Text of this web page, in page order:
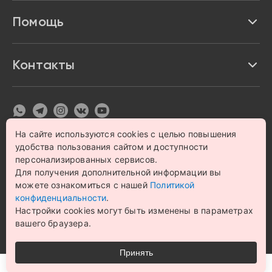
Акции и скидки
Возврат товара
Политика конфиденциальности
Согласие на обработку персональных данных
Помощь
Карта сайта
Контакты
© 1993 – 2026 Магазин бытовой техники и электроники
«Impulse». Все права защищены.
Цена на сайте носит информационный характер и не
является публичной офертой
На сайте используются cookies с целью повышения
удобства пользования сайтом и доступности
персонализированных сервисов.
Для получения дополнительной информации вы
можете ознакомиться с нашей Политикой
конфиденциальности.
Настройки cookies могут быть изменены в параметрах
вашего браузера.
Принять